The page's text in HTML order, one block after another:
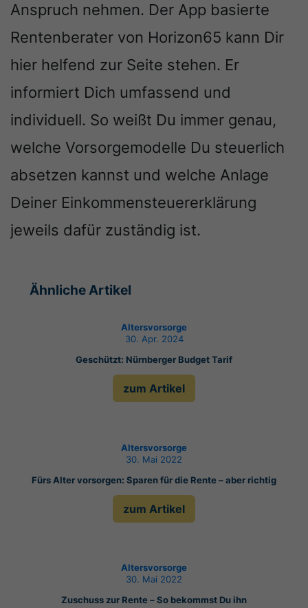
Anspruch nehmen. Der App basierte
Rentenberater von Horizon65 kann Dir
hier helfend zur Seite stehen. Er
informiert Dich umfassend und
individuell. So weißt Du immer genau,
welche Vorsorgemodelle Du steuerlich
absetzen kannst und welche Anlage
Deiner Einkommensteuererklärung
jeweils dafür zuständig ist.
Ähnliche Artikel
Altersvorsorge
30. Apr. 2024
Geschützt: Nürnberger Budget Tarif
zum Artikel
Altersvorsorge
30. Mai 2022
Fürs Alter vorsorgen: Sparen für die Rente – aber richtig
zum Artikel
Altersvorsorge
30. Mai 2022
Zuschuss zur Rente – So bekommst Du ihn